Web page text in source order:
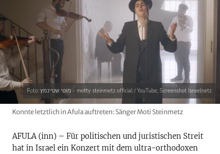
Foto: מוטי שטיינמץ - motty steinmetz official / YouTube, Screenshot Israelnetz
Konnte letztlich in Afula auftreten: Sänger Moti Steinmetz
AFULA (inn) – Für politischen und juristischen Streit
hat in Israel ein Konzert mit dem ultra-orthodoxen